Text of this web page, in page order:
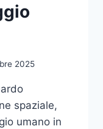
2025
spaziale,
umano in